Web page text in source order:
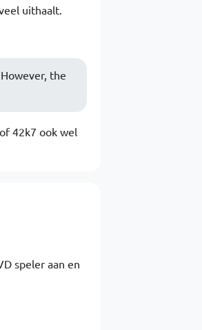
uithaalt.
the
42k7 ook wel
speler aan en